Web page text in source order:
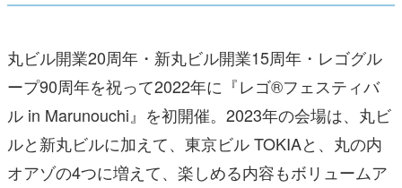
丸ビル開業20周年・新丸ビル開業15周年・レゴグル
ープ90周年を祝って2022年に『レゴ®フェスティバ
ル in Marunouchi』を初開催。2023年の会場は、丸ビ
ルと新丸ビルに加えて、東京ビル TOKIAと、丸の内
オアゾの4つに増えて、楽しめる内容もボリュームア